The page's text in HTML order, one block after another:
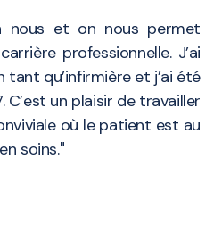
nous et on nous permet
professionnelle. J’ai
tant qu’infirmière et j’ai été
C’est un plaisir de travailler
où le patient est au
soins."